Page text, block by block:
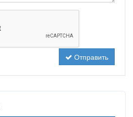
Отправить